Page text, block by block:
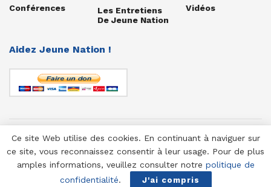
Conférences
Les Entretiens
De Jeune Nation
Vidéos
Aidez Jeune Nation !
© 1958-2025 Jeune Nation
Ce site Web utilise des cookies. En continuant à naviguer sur
ce site, vous reconnaissez consentir à leur usage. Pour de plus
amples informations, veuillez consulter notre politique de
confidentialité. J'ai compris